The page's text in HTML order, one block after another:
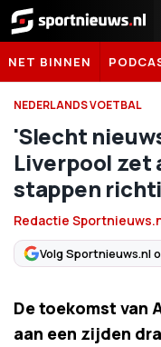
Sportnieuws.nl
NET BINNEN
NEDERLANDS VOETBAL
'Slecht
Liverpool zet
stappen
Redactie
Volg Sportnieuws.nl
De toekomst van
aan een zijden